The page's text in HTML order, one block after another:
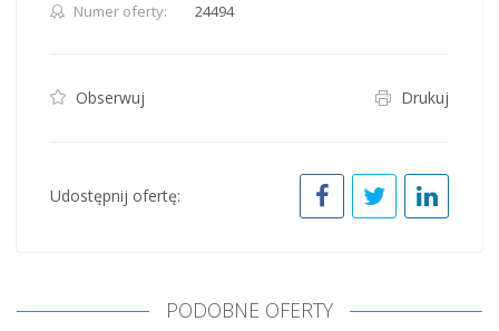
Numer oferty:
24494
Obserwuj Drukuj
Udostępnij ofertę:
PODOBNE OFERTY